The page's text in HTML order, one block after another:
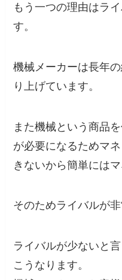
もう一つの理由はラ
す。
機械メーカーは長年
り上げています。
また機械という商品
が必要になるためマ
きないから簡単には
そのためライバルが非
ライバルが少ないと
こうなります。